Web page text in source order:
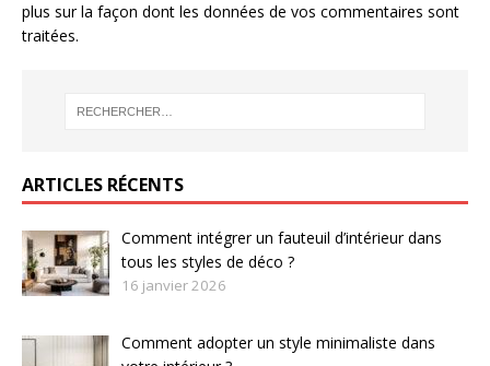
plus sur la façon dont les données de vos commentaires sont
traitées.
ARTICLES RÉCENTS
Comment intégrer un fauteuil d’intérieur dans
tous les styles de déco ?
16 janvier 2026
Comment adopter un style minimaliste dans